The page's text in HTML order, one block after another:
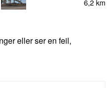
eller ser en feil,